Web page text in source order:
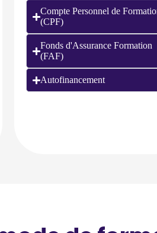
Compte Personnel de
(CPF)
Fonds d'Assurance Formation
(FAF)
Autofinancement